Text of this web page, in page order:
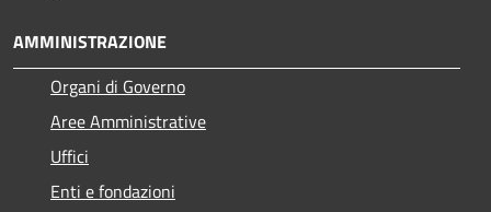
AMMINISTRAZIONE
Organi di Governo
Aree Amministrative
Uffici
Enti e fondazioni